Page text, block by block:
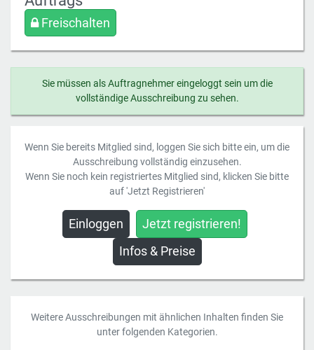
Freischalten
Sie müssen als Auftragnehmer eingeloggt sein um die
vollständige Ausschreibung zu sehen.
Wenn Sie bereits Mitglied sind, loggen Sie sich bitte ein, um die
Ausschreibung vollständig einzusehen.
Wenn Sie noch kein registriertes Mitglied sind, klicken Sie bitte
auf 'Jetzt Registrieren'
Einloggen
Jetzt registrieren!
Infos & Preise
Weitere Ausschreibungen mit ähnlichen Inhalten finden Sie
unter folgenden Kategorien.